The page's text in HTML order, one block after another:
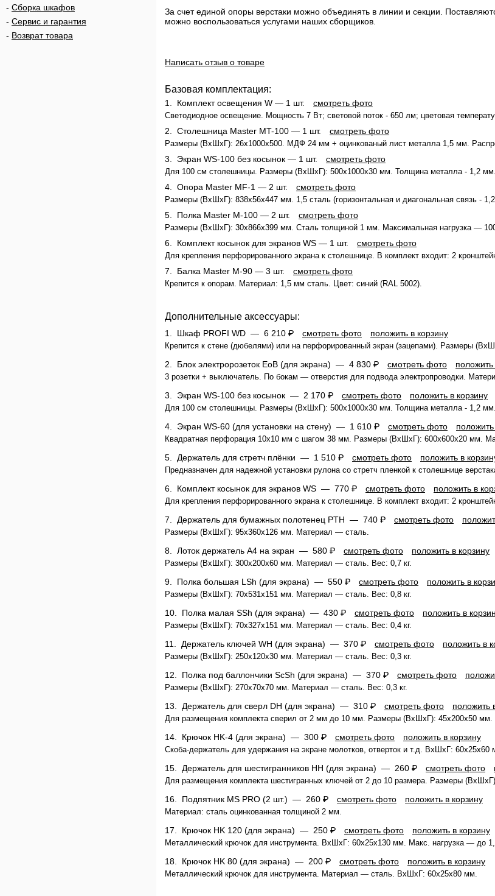
За счет единой опоры верстаки можно объединять в линии и секции.
можно воспользоваться услугами наших сборщиков.
Написать отзыв о товаре
Базовая комплектация:
1. Комплект освещения W — 1 шт. смотреть фото
Светодиодное освещение. Мощность 7 Вт; световой поток - 650 лм; цветовая
2. Столешница Master МT-100 — 1 шт. смотреть фото
Размеры (ВхШхГ): 26x1000x500. МДФ 24 мм + оцинкованый лист металла 1,5 мм.
3. Экран WS-100 без косынок — 1 шт. смотреть фото
Для 100 см столешницы. Размеры (ВхШхГ): 500x1000x30 мм. Толщина металла - 1,2
4. Опора Master MF-1 — 2 шт. смотреть фото
Размеры (ВхШхГ): 838x56x447 мм. 1,5 сталь (горизонтальная и диагональная связь -
5. Полка Master M-100 — 2 шт. смотреть фото
Размеры (ВхШхГ): 30x866x399 мм. Сталь толщиной 1 мм. Максимальная нагрузка — 100
6. Комплект косынок для экранов WS — 1 шт. смотреть фото
Для крепления перфорированного экрана к столешнице. В комплект входит: 2
7. Балка Master M-90 — 3 шт. смотреть фото
Крепится к опорам. Материал: 1,5 мм сталь. Цвет: синий (RAL 5002).
Дополнительные аксессуары:
1. Шкаф PROFI WD — 6 210 ₽ смотреть фото положить в корзину
Крепится к стене (дюбелями) или на перфорированный экран (зацепами). Размеры
2. Блок электророзеток EoB (для экрана) — 4 830 ₽ смотреть фото положить
3 розетки + выключатель. По бокам — отверстия для подвода электропроводки.
3. Экран WS-100 без косынок — 2 170 ₽ смотреть фото положить в корзину
Для 100 см столешницы. Размеры (ВхШхГ): 500x1000x30 мм. Толщина металла - 1,2
4. Экран WS-60 (для установки на стену) — 1 610 ₽ смотреть фото
Квадратная перфорация 10х10 мм с шагом 38 мм. Размеры (ВхШхГ): 600x600x20 мм.
5. Держатель для стретч плёнки — 1 510 ₽ смотреть фото положить в
Предназначен для надежной установки рулона со стретч пленкой к столешнице
6. Комплект косынок для экранов WS — 770 ₽ смотреть фото положить в
Для крепления перфорированного экрана к столешнице. В комплект входит: 2
7. Держатель для бумажных полотенец PTH — 740 ₽ смотреть фото
Размеры (ВхШхГ): 95x360x126 мм. Материал — сталь.
8. Лоток держатель А4 на экран — 580 ₽ смотреть фото положить в корзину
Размеры (ВхШхГ): 300x200x60 мм. Материал — сталь. Вес: 0,7 кг.
9. Полка большая LSh (для экрана) — 550 ₽ смотреть фото положить в
Размеры (ВхШхГ): 70x531x151 мм. Материал — сталь. Вес: 0,8 кг.
10. Полка малая SSh (для экрана) — 430 ₽ смотреть фото положить в
Размеры (ВхШхГ): 70x327x151 мм. Материал — сталь. Вес: 0,4 кг.
11. Держатель ключей WH (для экрана) — 370 ₽ смотреть фото положить в
Размеры (ВхШхГ): 250x120x30 мм. Материал — сталь. Вес: 0,3 кг.
12. Полка под баллончики ScSh (для экрана) — 370 ₽ смотреть фото
Размеры (ВхШхГ): 270х70х70 мм. Материал — сталь. Вес: 0,3 кг.
13. Держатель для сверл DH (для экрана) — 310 ₽ смотреть фото положить
Для размещения комплекта сверил от 2 мм до 10 мм. Размеры (ВхШхГ): 45x200x50
14. Крючок HK-4 (для экрана) — 300 ₽ смотреть фото положить в корзину
Скоба-держатель для удержания на экране молотков, отверток и т.д. ВхШхГ: 60x25x60
15. Держатель для шестигранников HH (для экрана) — 260 ₽ смотреть фото
Для размещения комплекта шестигранных ключей от 2 до 10 размера. Размеры
16. Подпятник MS PRO (2 шт.) — 260 ₽ смотреть фото положить в корзину
Материал: сталь оцинкованная толщиной 2 мм.
17. Крючок HK 120 (для экрана) — 250 ₽ смотреть фото положить в корзину
Металлический крючок для инструмента. ВхШхГ: 60x25x130 мм. Макс. нагрузка — до
18. Крючок HK 80 (для экрана) — 200 ₽ смотреть фото положить в корзину
Металлический крючок для инструмента. Материал — сталь. ВхШхГ: 60x25x80 мм.
- Сборка шкафов
- Сервис и гарантия
- Возврат товара